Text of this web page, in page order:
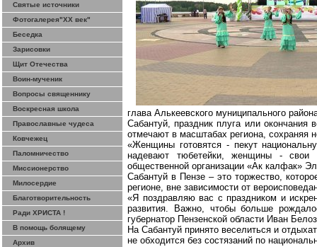
Святые источники
Фотогалерея"ХХ век"
Беседка
Зарисовки
Щит Отечества
Воин-мученик
Вопросы священнику
Воскресная школа
Православные чудеса
Ковчежец
Паломничество
Миссионерство
Милосердие
Благотворительность
Ради ХРИСТА !
В помощь болящему
Архив
глава Алькеевского муниципального
Сабантуй, праздник плуга или окончания
отмечают в масштабах региона, сохраняя
«Женщины готовятся - пекут
надевают тюбетейки, женщины - свои
общественной организации «Ак калфак»
Сабантуй в Пензе –это торжество,
регионе, вне зависимости от
«Я поздравляю вас с праздником и
развития. Важно, чтобы больше
губернатор Пензенской области Иван
На Сабантуй принято веселиться и
не обходится без состязаний по